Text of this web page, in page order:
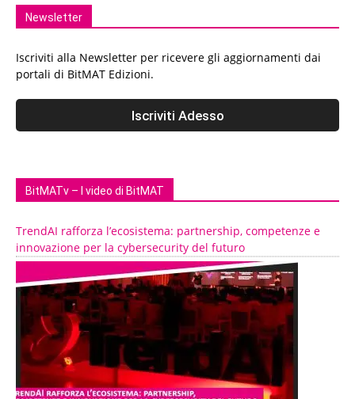
Newsletter
Iscriviti alla Newsletter per ricevere gli aggiornamenti dai
portali di BitMAT Edizioni.
BitMATv – I video di BitMAT
TrendAI rafforza l’ecosistema: partnership, competenze e
innovazione per la cybersecurity del futuro